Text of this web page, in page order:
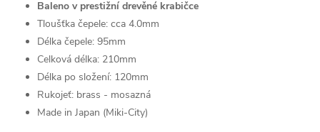
Baleno v prestižní drevěné krabičce
Tloušťka čepele: cca 4.0mm
Délka čepele: 95mm
Celková délka: 210mm
Délka po složení: 120mm
Rukojeť: brass - mosazná
Made in Japan (Miki-City)